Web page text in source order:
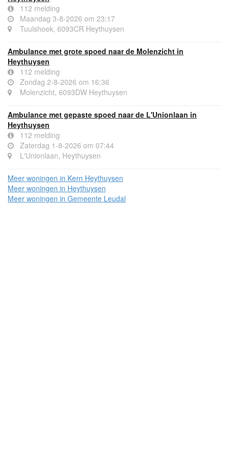
112 melding
Maandag 3-8-2026 om 23:17
Tuulshoek, 6093CR Heythuysen
Ambulance met grote spoed naar de Molenzicht in
Heythuysen
112 melding
Zondag 2-8-2026 om 16:36
Molenzicht, 6093DW Heythuysen
Ambulance met gepaste spoed naar de L'Unionlaan in
Heythuysen
112 melding
Zaterdag 1-8-2026 om 07:44
L'Unionlaan, Heythuysen
Meer woningen in Kern Heythuysen
Meer woningen in Heythuysen
Meer woningen in Gemeente Leudal